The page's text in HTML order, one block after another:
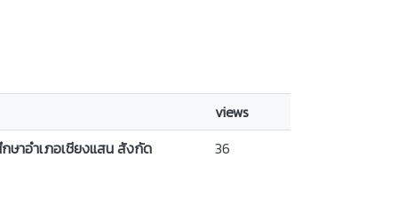
views
ษาอำเภอเชียงแสน สังกัด
36